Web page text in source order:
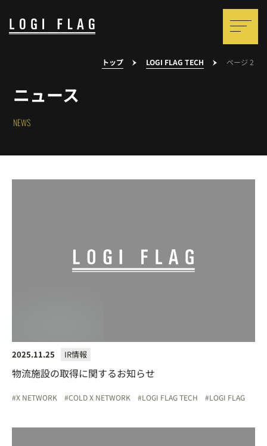
トップ LOGI FLAG TECH ページ 2
ニュース
NEWS
2025.11.25 IR情報
物流施設の取得に関するお知らせ
X NETWORK COLD X NETWORK LOGI FLAG TECH LOGI FLAG